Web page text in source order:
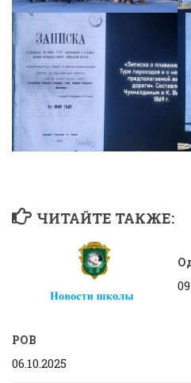
ЧИТАЙТЕ ТАКЖЕ:
РОВ
06.10.2025